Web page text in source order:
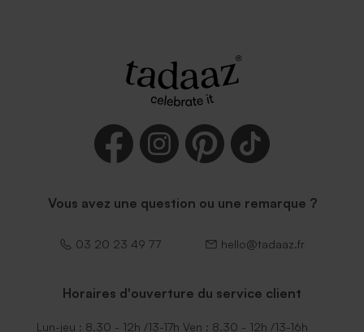
Vous avez une question ou une remarque ?
03 20 23 49 77 hello@tadaaz.fr
Horaires d'ouverture du service client
Lun-jeu : 8.30 - 12h /13-17h Ven : 8.30 - 12h /13-16h